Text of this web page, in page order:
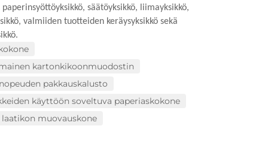
paperinsyöttöyksikkö, säätöyksikkö, liimayksikkö,
valmiiden tuotteiden keräysyksikkö sekä
kartonkikoonmuodostin
pakkauskalusto
käyttöön soveltuva paperiaskokone
muovauskone